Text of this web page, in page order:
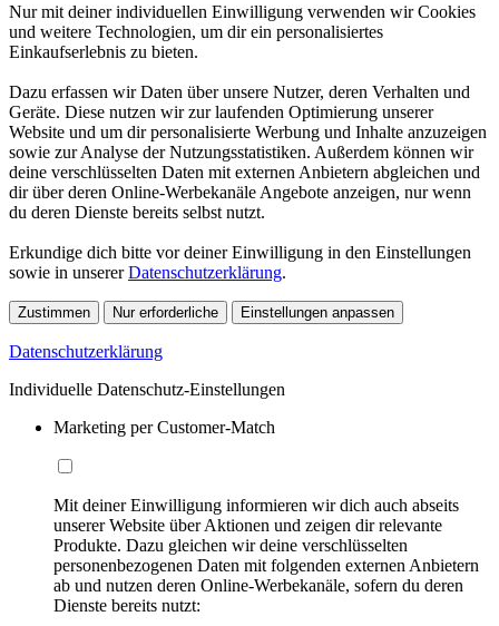
Nur mit deiner individuellen Einwilligung verwenden wir Cookies
und weitere Technologien, um dir ein personalisiertes
Einkaufserlebnis zu bieten.
Dazu erfassen wir Daten über unsere Nutzer, deren Verhalten und
Geräte. Diese nutzen wir zur laufenden Optimierung unserer
Website und um dir personalisierte Werbung und Inhalte anzuzeigen
sowie zur Analyse der Nutzungsstatistiken. Außerdem können wir
deine verschlüsselten Daten mit externen Anbietern abgleichen und
dir über deren Online-Werbekanäle Angebote anzeigen, nur wenn
du deren Dienste bereits selbst nutzt.
Erkundige dich bitte vor deiner Einwilligung in den Einstellungen
sowie in unsererDatenschutzerklärung.
Zustimmen Nur erforderliche Einstellungen anpassen
Datenschutzerklärung
Individuelle Datenschutz-Einstellungen
Marketing per Customer-Match
Mit deiner Einwilligung informieren wir dich auch abseits
unserer Website über Aktionen und zeigen dir relevante
Produkte. Dazu gleichen wir deine verschlüsselten
personenbezogenen Daten mit folgenden externen Anbietern
ab und nutzen deren Online-Werbekanäle, sofern du deren
Dienste bereits nutzt: